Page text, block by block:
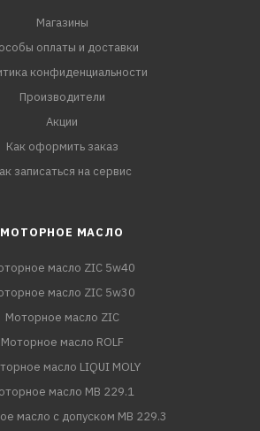
Магазины
оплаты и доставки
конфиденциальности
Производители
Акции
Как оформить заказ
записаться на сервис
МОТОРНОЕ МАСЛО
масло ZIC 5w40
масло ZIC 5w30
Моторное масло ZIC
Моторное масло ROLF
масло LIQUI MOLY
масло MB 229.1
масло с допуском MB 229.3